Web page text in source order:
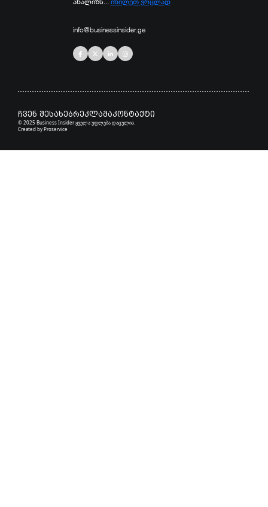
info@businessinsider.ge
ჩვენ შესახებრეკლამაკონტაქტი
© 2025 Business Insider ყველა უფლება დაცულია.
Created byProservice